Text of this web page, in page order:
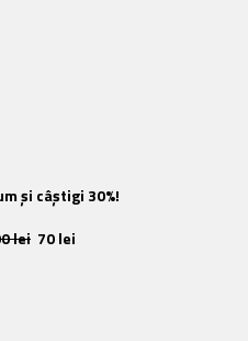
și câștigi 30%!
lei 70 lei